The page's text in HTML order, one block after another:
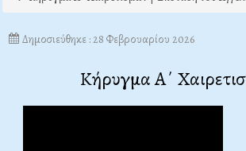
Δημοσιεύθηκε : 28 Φεβρουαρίου 2026
Κήρυγμα Α΄